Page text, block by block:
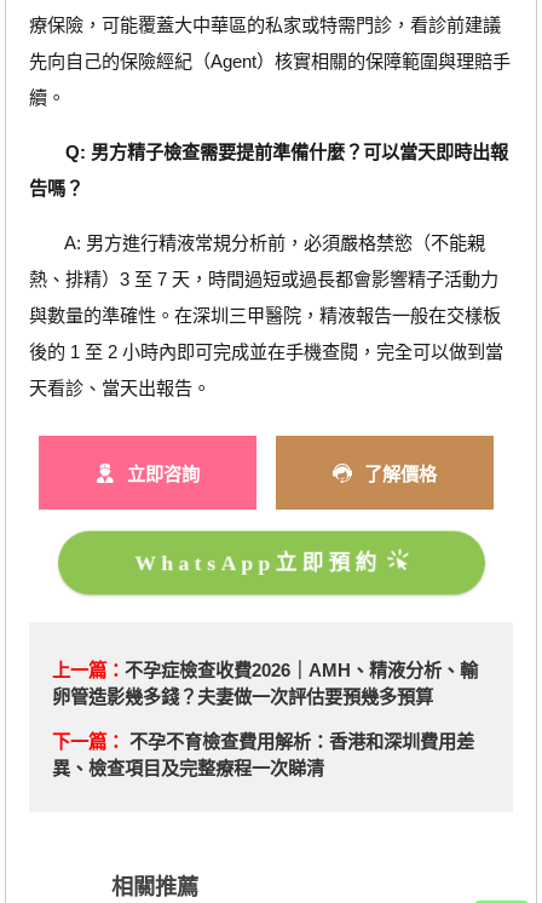
療保險，可能覆蓋大中華區的私家或特需門診，看診前建議
先向自己的保險經紀（Agent）核實相關的保障範圍與理賠手
續。
Q: 男方精子檢查需要提前準備什麼？可以當天即時出報
告嗎？
A: 男方進行精液常規分析前，必須嚴格禁慾（不能親
熱、排精）3 至 7 天，時間過短或過長都會影響精子活動力
與數量的準確性。在深圳三甲醫院，精液報告一般在交樣板
後的 1 至 2 小時內即可完成並在手機查閱，完全可以做到當
天看診、當天出報告。
立即咨詢 了解價格
WhatsApp立即預約
上一篇： 不孕症檢查收費2026｜AMH、精液分析、輸
卵管造影幾多錢？夫妻做一次評估要預幾多預算
下一篇： 不孕不育檢查費用解析：香港和深圳費用差
異、檢查項目及完整療程一次睇清
相關推薦